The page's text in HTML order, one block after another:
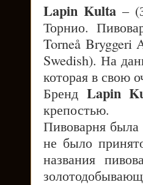
Lapin Kulta –
Торнио.
Torneå Bryggeri
Swedish). На
которая в свою
Бренд Lapin
крепостью.
Пивоварня была
не было
названия